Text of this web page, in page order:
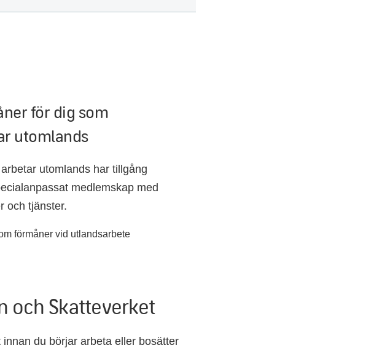
för dig som
utomlands
utomlands har tillgång
medlemskap med
och tjänster.
förmåner vid utlandsarbete
och Skatteverket
du börjar arbeta eller bosätter